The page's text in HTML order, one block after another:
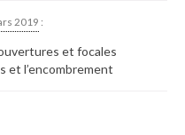
2019 :
et focales
et l’encombrement